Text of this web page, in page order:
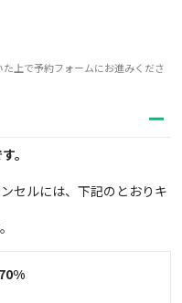
上で予約フォームにお進みくださ
。
セルには、下記のとおりキ
70%